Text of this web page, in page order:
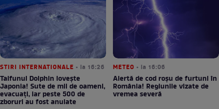
STIRI INTERNATIONALE • la 16:26
Taifunul Dolphin lovește
Japonia! Sute de mii de oameni,
evacuați, iar peste 500 de
zboruri au fost anulate
METEO • la 16:06
Alertă de cod roșu de furtuni în
România! Regiunile vizate de
vremea severă